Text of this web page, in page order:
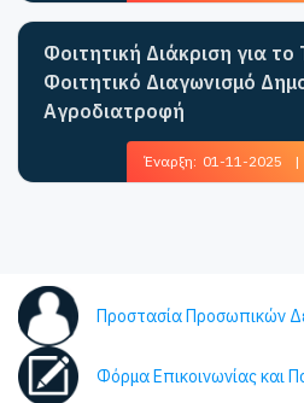
Φοιτητική Διάκριση για
Φοιτητικό Διαγωνισμό
Αγροδιατροφή
Έναρξη: 01-11-2025 |
Προστασία Προσωπικών
Φόρμα Επικοινωνίας και